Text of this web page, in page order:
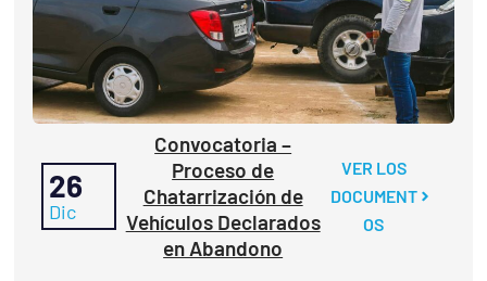
26
Dic
Convocatoria –
Proceso de
Chatarrización de
Vehículos Declarados
en Abandono
VER LOS
DOCUMENT
OS